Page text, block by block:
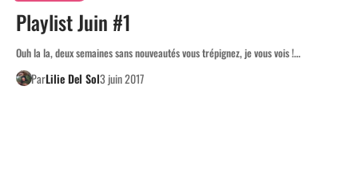
Playlist Juin #1
Ouh la la, deux semaines sans nouveautés vous trépignez, je vous vois !…
ParLilie Del Sol3 juin 2017